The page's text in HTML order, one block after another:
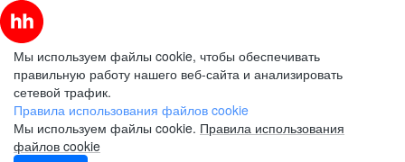
Мы используем файлы cookie, чтобы обеспечивать
правильную работу нашего веб-сайта и анализировать
сетевой трафик.
Правила использования файлов cookie
Мы используем файлы cookie. Правила использования
файлов cookie